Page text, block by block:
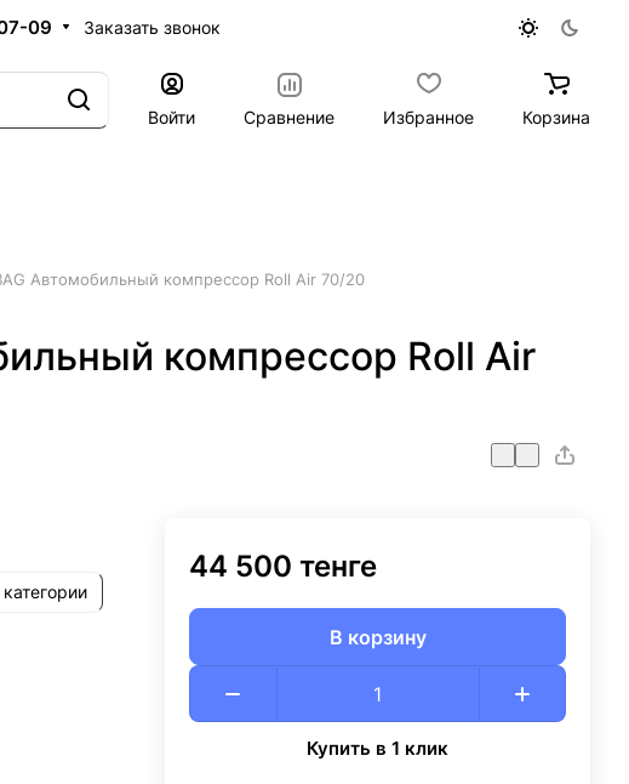
09 Заказать звонок
Войти Сравнение Избранное Корзина
Автомобильный компрессор Roll Air 70/20
компрессор Roll Air
44 500 тенге
В корзину
Купить в 1 клик